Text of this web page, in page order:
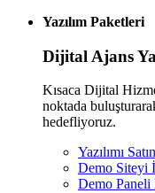
Yazılım Paketleri
Dijital Ajans
Kısaca Dijital
noktada
hedefliyoruz.
Yazılımı
Demo Siteyi
Demo Paneli